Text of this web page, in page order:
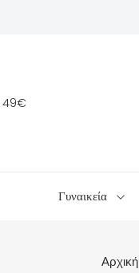
49€
Γυναικεία
Αρχική